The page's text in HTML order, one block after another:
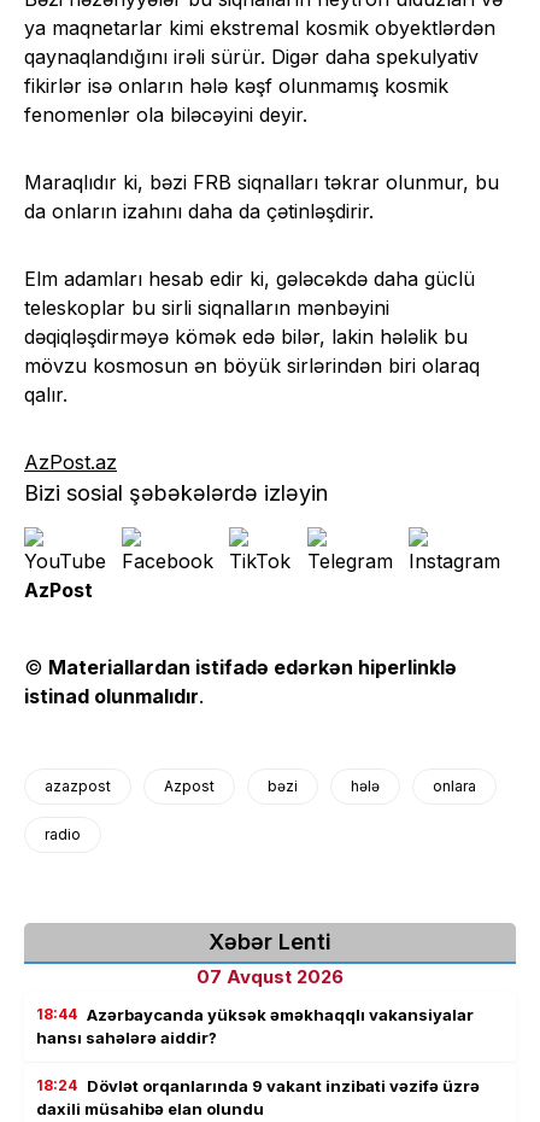
ya maqnetarlar kimi ekstremal kosmik obyektlərdən
qaynaqlandığını irəli sürür. Digər daha spekulyativ
fikirlər isə onların hələ kəşf olunmamış kosmik
fenomenlər ola biləcəyini deyir.
Maraqlıdır ki, bəzi FRB siqnalları təkrar olunmur, bu
da onların izahını daha da çətinləşdirir.
Elm adamları hesab edir ki, gələcəkdə daha güclü
teleskoplar bu sirli siqnalların mənbəyini
dəqiqləşdirməyə kömək edə bilər, lakin hələlik bu
mövzu kosmosun ən böyük sirlərindən biri olaraq
qalır.
AzPost.az
Bizi sosial şəbəkələrdə izləyin
AzPost
© Materiallardan istifadə edərkən hiperlinklə
istinad olunmalıdır.
azazpost Azpost bəzi hələ onlara
radio
Xəbər Lenti
07 Avqust 2026
18:44 Azərbaycanda yüksək əməkhaqqlı vakansiyalar
hansı sahələrə aiddir?
18:24 Dövlət orqanlarında 9 vakant inzibati vəzifə üzrə
daxili müsahibə elan olundu